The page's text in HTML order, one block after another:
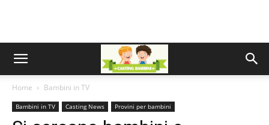
Home Bambini in TV
Bambini in TV Casting News Provini per bambini